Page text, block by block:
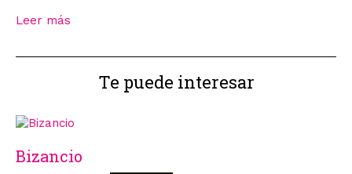
Leer más
Te puede interesar
Bizancio